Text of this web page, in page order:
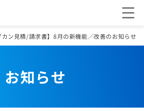
カン見積/請求書】8月の新機能／改善のお知らせ
お知らせ